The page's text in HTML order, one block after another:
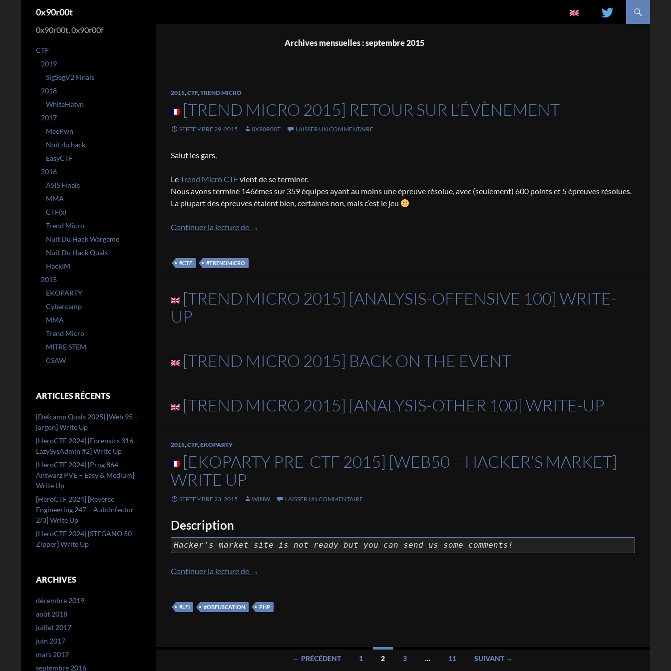
0x90r00t
Archives mensuelles : septembre 2015
2015,CTF,TREND MICRO
[TREND MICRO 2015] RETOUR SUR L’ÉVÈNEMENT
SEPTEMBRE 29, 2015 0X90R00T LAISSER UN COMMENTAIRE
Salut les gars,
LeTrend Micro CTFvient de se terminer.
Nous avons terminé 146èmes sur 359 équipes ayant au moins une épreuve résolue, avec (seulement) 600 points et 5 épreuves résolues.
La plupart des épreuves étaient bien, certaines non, mais c’est le jeu
Continuer la lecture de [Trend Micro 2015] Retour sur l’évènement
→
#CTF #TRENDMICRO
[TREND MICRO 2015] [ANALYSIS-OFFENSIVE 100] WRITE-
UP
[TREND MICRO 2015] BACK ON THE EVENT
[TREND MICRO 2015] [ANALYSIS-OTHER 100] WRITE-UP
2015,CTF,EKOPARTY
[EKOPARTY PRE-CTF 2015] [WEB50 – HACKER’S MARKET]
WRITE UP
SEPTEMBRE 23, 2015 WINW LAISSER UN COMMENTAIRE
Description
Hacker’s market site is not ready but you can send us some comments!
Continuer la lecture de [EKOPARTY PRE-CTF 2015] [Web50 – Hacker’s Market] Write Up
→
#LFI #OBFUSCATION PHP
← PRÉCÉDENT 1 2 3 … 11 SUIVANT →
0x90r00t, 0x90r00f
CTF
2019
SigSegV2 Finals
2018
WhiteHatvn
2017
MeePwn
Nuit du hack
EasyCTF
2016
ASIS Finals
MMA
CTF(x)
Trend Micro
Nuit Du Hack Wargame
Nuit Du Hack Quals
HackIM
2015
EKOPARTY
Cybercamp
MMA
Trend Micro
MITRE STEM
CSAW
ARTICLES RÉCENTS
[Defcamp Quals 2025] [Web 95 –
jargon] Write Up
[HeroCTF 2024] [Forensics 316 –
LazySysAdmin #2] Write Up
[HeroCTF 2024] [Prog 864 –
Antwarz PVE – Easy & Medium]
Write Up
[HeroCTF 2024] [Reverse
Engineering 247 – AutoInfector
2/3] Write Up
[HeroCTF 2024] [STEGANO 50 –
Zipper] Write Up
ARCHIVES
décembre 2019
août 2018
juillet 2017
juin 2017
mars 2017
septembre 2016